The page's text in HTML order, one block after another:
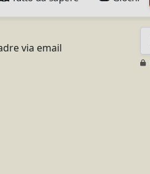
via email